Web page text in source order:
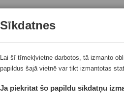
Sīkdatnes
Lai šī tīmekļvietne darbotos, tā izmanto
papildus šajā vietnē var tikt izmantotas
Ja piekrītat šo papildu sīkdatņu